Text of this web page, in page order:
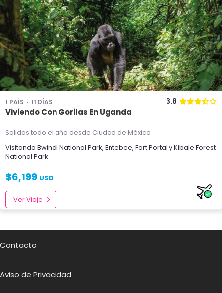
1 PAÍS 11 DÍAS 3.8
Viviendo Con Gorilas En Uganda
Salidas todo el año desde Ciudad de México
Visitando Bwindi National Park, Entebee, Fort Portal yKibale Forest
National Park
$6,199 USD
Ver Viaje
Contacto
Aviso de Privacidad